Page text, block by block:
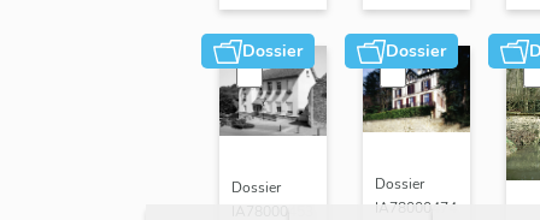
Dossier
Dossier
Dossier
Dossier
IA78000474